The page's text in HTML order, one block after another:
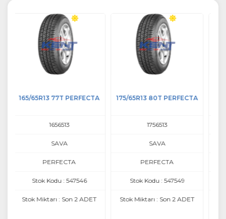
175/65R13 80T PERFECTA
1756513
SAVA
PERFECTA
Stok Kodu : 547549
Stok Miktarı : Son 2 ADET
155R13C 8PR 90/89R LC/R
15513
LASSA
LC/R
Stok Kodu : 242132
Stok Miktarı : 4 ADET